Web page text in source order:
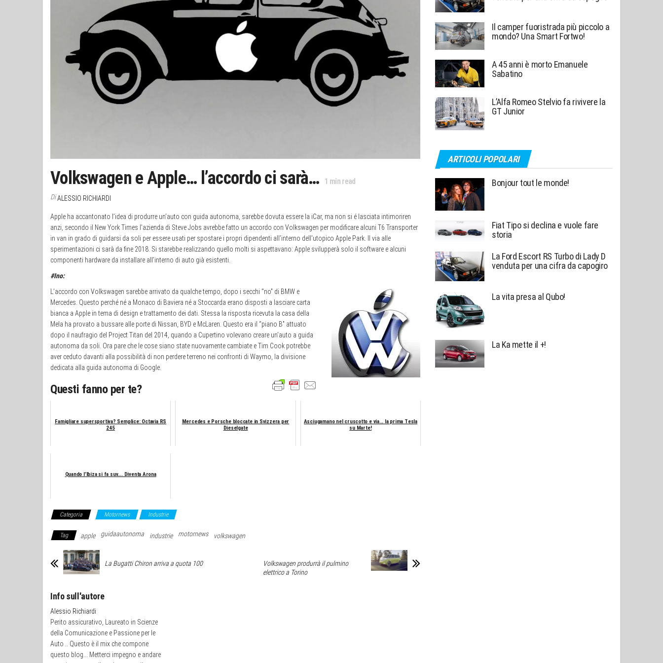
Volkswagen e Apple… l’accordo ci sarà… 1 min read
DiALESSIO RICHIARDI
Apple ha accantonato l’idea di produrre un’auto con guida autonoma, sarebbe dovuta essere la iCar, ma non si é lasciata intimoriren
anzi, secondo il New York Times l’azienda di Steve Jobs avrebbe fatto un accordo con Volkswagen per modificare alcuni T6 Transporter
in van in grado di guidarsi da soli per essere usati per spostare i propri dipendenti all’interno dell’utopico Apple Park. Il via alle
sperimentazioni ci sarà da fine 2018. Si starebbe realizzando quello molti si aspettavano: Apple svilupperà solo il software e alcuni
componenti hardware da installare all’interno di auto già esistenti.
#Ino:
L’accordo con Volkswagen sarebbe arrivato da qualche tempo, dopo i secchi “no” di BMW e
Mercedes. Questo perché né a Monaco di Baviera né a Stoccarda erano disposti a lasciare carta
bianca a Apple in tema di design e trattamento dei dati. Stessa la risposta ricevuta la casa della
Mela ha provato a bussare alle porte di Nissan, BYD e McLaren. Questo era il “piano B” attuato
dopo il naufragio del Project Titan del 2014, quando a Cupertino volevano creare un’auto a guida
autonoma da soli. Ora pare che le cose siano state nuovamente cambiate e Tim Cook potrebbe
aver ceduto davanti alla possibilità di non perdere terreno nei confronti di Waymo, la divisione
dedicata alla guida autonoma di Google.
Questi fanno per te?
Famigliare supersportiva? Semplice: Octavia RS
245
Mercedes e Porsche bloccate in Svizzera per
Dieselgate
Asciugamano nel cruscotto e via... la prima Tesla
su Marte!
Quando l’Ibiza si fa suv…. Diventa Arona
Categoria Motornews Industrie
Tag apple guidaautonoma industrie motornews volkswagen
La Bugatti Chiron arriva a quota 100
Volkswagen produrrà il pulmino
elettrico a Torino
Info sull'autore
Alessio Richiardi
Perito assicurativo, Laureato in Scienze
della Comunicazione e Passione per le
Auto .. Questo è il mix che compone
questo blog... Metterci impegno e andare
Il camper fuoristrada più piccolo a
mondo? Una Smart Fortwo!
A 45 anni è morto Emanuele
Sabatino
L’Alfa Romeo Stelvio fa rivivere la
GT Junior
ARTICOLI POPOLARI
Bonjour tout le monde!
Fiat Tipo si declina e vuole fare
storia
La Ford Escort RS Turbo di Lady D
venduta per una cifra da capogiro
La vita presa al Qubo!
La Ka mette il +!